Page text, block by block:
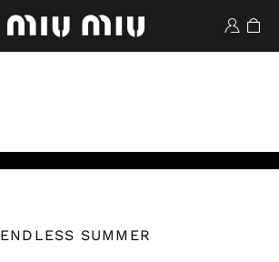
Wishlist
ENDLESS SUMMER